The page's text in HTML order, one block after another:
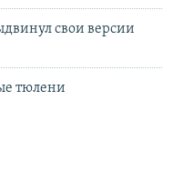
свои версии
тюлени